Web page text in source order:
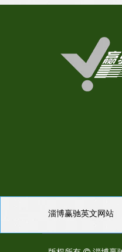
淄博赢驰英文网站